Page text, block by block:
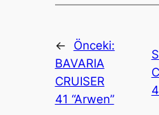
←
Önceki:
BAVARIA
CRUISER
41 “Arwen”